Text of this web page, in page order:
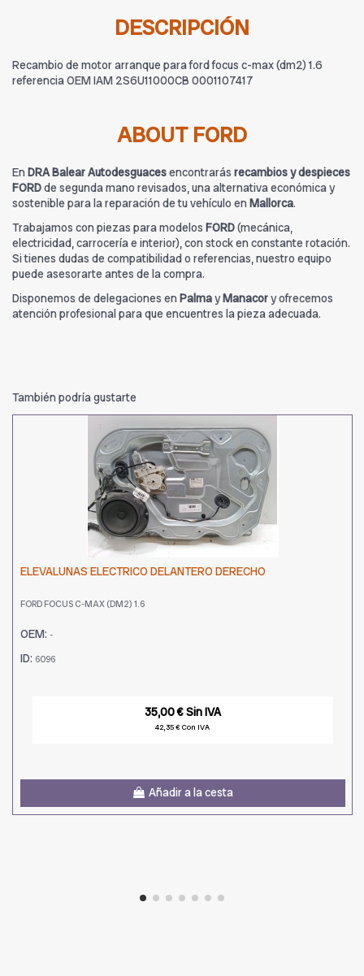
DESCRIPCIÓN
Recambio de motor arranque para ford focus c-max (dm2) 1.6
referencia OEM IAM 2S6U11000CB 0001107417
ABOUT FORD
En DRA Balear Autodesguacesencontrarás recambios y despieces
FORDde segunda mano revisados, una alternativa económica y
sostenible para la reparación de tu vehículo en Mallorca.
Trabajamos con piezas para modelos FORD(mecánica,
electricidad, carrocería e interior), con stock en constante rotación.
Si tienes dudas de compatibilidad o referencias, nuestro equipo
puede asesorarte antes de la compra.
Disponemos de delegaciones en PalmayManacory ofrecemos
atención profesional para que encuentres la pieza adecuada.
También podría gustarte
ELEVALUNAS ELECTRICO DELANTERO DERECHO
FORD FOCUS C-MAX (DM2) 1.6
OEM: -
ID: 6096
35,00 € Sin IVA
42,35 € Con IVA
Añadir a la cesta